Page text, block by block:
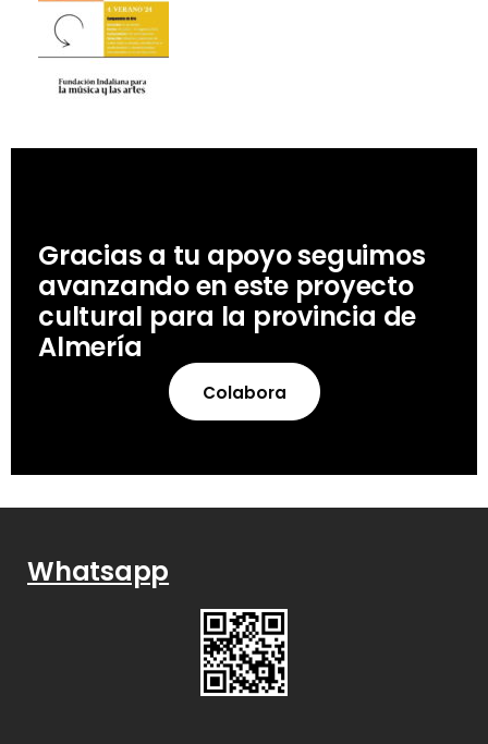
Gracias a tu apoyo seguimos
avanzando en este proyecto
cultural para la provincia de
Almería
Colabora
Whatsapp